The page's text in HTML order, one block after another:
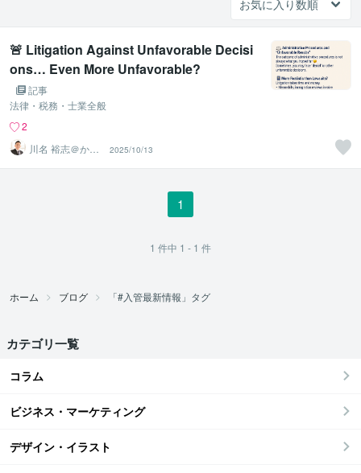
🚨 Litigation Against Unfavorable Decisi
ons… Even More Unfavorable?
記事
法律・税務・士業全般
2
川名 裕志＠かわ
な行政書士事務
所
2025/10/13
1
1 件中 1 - 1 件
ホーム ブログ 「#入管最新情報」タグ
カテゴリ一覧
コラム
ビジネス・マーケティング
デザイン・イラスト